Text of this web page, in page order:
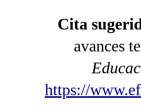
Cita
avances
https://